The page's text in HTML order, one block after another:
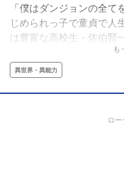
「僕はダンジョンの全
じめられっ子で童貞で人
は豊富な高校生・佐伯賢
は憧れの探索者(シーカ
帯・ダンジョン島へ――!!
倒し、最高の美少女と魔
て全てを手に入れろ!!最
も
異世界・異能力
ロ